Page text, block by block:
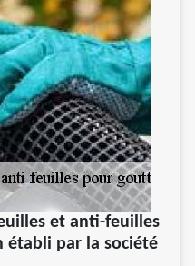
et anti-feuilles
établi par la société